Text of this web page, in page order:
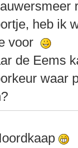
heb ik
voor
de Eems
waar